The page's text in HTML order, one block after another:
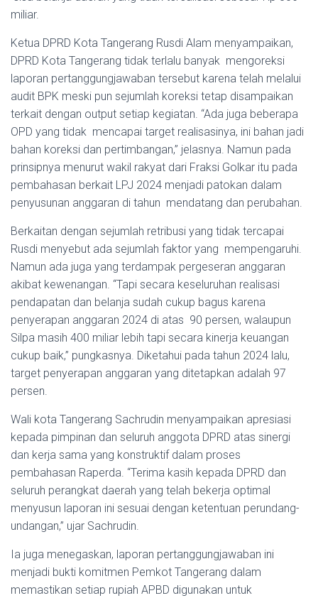
miliar.
Ketua DPRD Kota Tangerang Rusdi Alam menyampaikan,
DPRD Kota Tangerang tidak terlalu banyak mengoreksi
laporan pertanggungjawaban tersebut karena telah melalui
audit BPK meski pun sejumlah koreksi tetap disampaikan
terkait dengan output setiap kegiatan. “Ada juga beberapa
OPD yang tidak mencapai target realisasinya, ini bahan jadi
bahan koreksi dan pertimbangan,” jelasnya. Namun pada
prinsipnya menurut wakil rakyat dari Fraksi Golkar itu pada
pembahasan berkait LPJ 2024 menjadi patokan dalam
penyusunan anggaran di tahun mendatang dan perubahan.
Berkaitan dengan sejumlah retribusi yang tidak tercapai
Rusdi menyebut ada sejumlah faktor yang mempengaruhi.
Namun ada juga yang terdampak pergeseran anggaran
akibat kewenangan. “Tapi secara keseluruhan realisasi
pendapatan dan belanja sudah cukup bagus karena
penyerapan anggaran 2024 di atas 90 persen, walaupun
Silpa masih 400 miliar lebih tapi secara kinerja keuangan
cukup baik,” pungkasnya. Diketahui pada tahun 2024 lalu,
target penyerapan anggaran yang ditetapkan adalah 97
persen.
Wali kota Tangerang Sachrudin menyampaikan apresiasi
kepada pimpinan dan seluruh anggota DPRD atas sinergi
dan kerja sama yang konstruktif dalam proses
pembahasan Raperda. “Terima kasih kepada DPRD dan
seluruh perangkat daerah yang telah bekerja optimal
menyusun laporan ini sesuai dengan ketentuan perundang-
undangan,” ujar Sachrudin.
Ia juga menegaskan, laporan pertanggungjawaban ini
menjadi bukti komitmen Pemkot Tangerang dalam
memastikan setiap rupiah APBD digunakan untuk